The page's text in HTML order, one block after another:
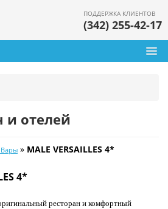
ПОДДЕРЖКА КЛИЕНТОВ
(342) 255-42-17
и отелей
» MALE VERSAILLES 4*
4*
ресторан и комфортный